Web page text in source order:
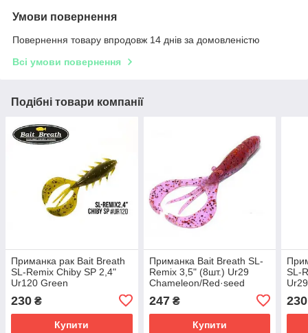
Умови повернення
Повернення товару впродовж 14 днів за домовленістю
Всі умови повернення
Подібні товари компанії
Приманка рак Bait Breath
SL-Remix Chiby SP 2,4"
Ur120 Green
230 ₴
Купити
Приманка Bait Breath SL-
Remix 3,5" (8шт.) Ur29
Chameleon/Red·seed
247₴
Купити
SL-
Ur29
230